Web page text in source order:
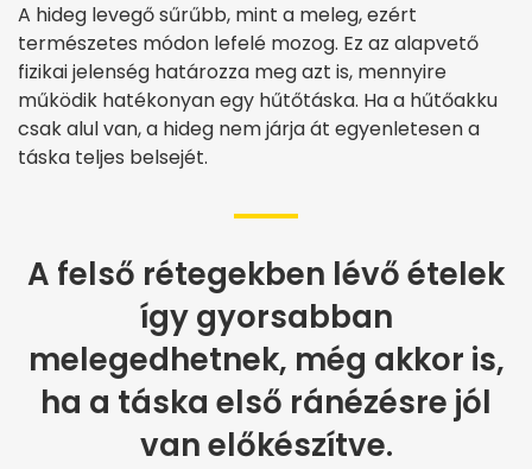
A hideg levegő sűrűbb, mint a meleg, ezért
természetes módon lefelé mozog. Ez az alapvető
fizikai jelenség határozza meg azt is, mennyire
működik hatékonyan egy hűtőtáska. Ha a hűtőakku
csak alul van, a hideg nem járja át egyenletesen a
táska teljes belsejét.
A felső rétegekben lévő ételek
így gyorsabban
melegedhetnek, még akkor is,
ha a táska első ránézésre jól
van előkészítve.